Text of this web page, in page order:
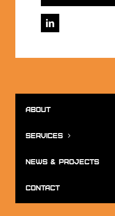
About
Services
News & Projects
Contact